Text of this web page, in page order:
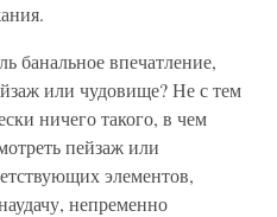
банальное впечатление,
или чудовище? Не с тем
ничего такого, в чем
пейзаж или
элементов,
непременно